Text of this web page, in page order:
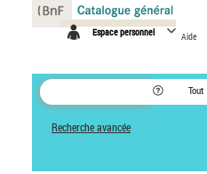
Espace personnel Aide
Tout
Recherche avancée
Panneau de gestion des cookies